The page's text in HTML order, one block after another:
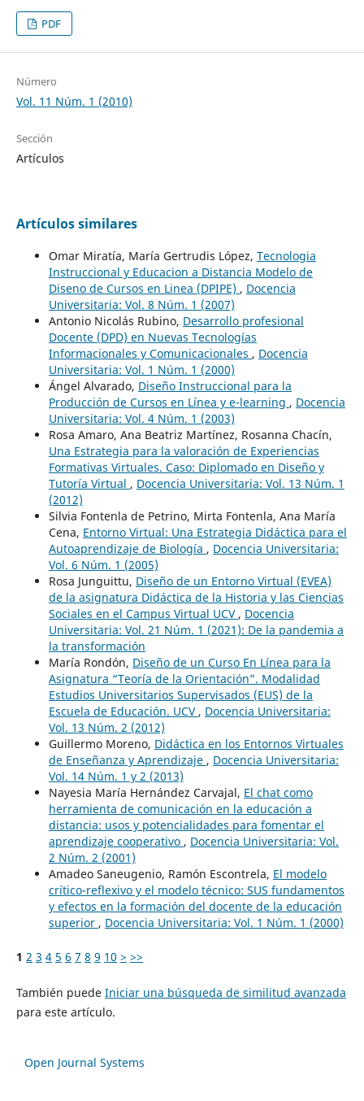
PDF
Número
Vol. 11 Núm. 1 (2010)
Sección
Artículos
Artículos similares
Omar Miratía, María Gertrudis López, Tecnologia
Instruccional y Educacion a Distancia Modelo de
Diseno de Cursos en Linea (DPIPE) , Docencia
Universitaria: Vol. 8 Núm. 1 (2007)
Antonio Nicolás Rubino, Desarrollo profesional
Docente (DPD) en Nuevas Tecnologías
Informacionales y Comunicacionales , Docencia
Universitaria: Vol. 1 Núm. 1 (2000)
Ángel Alvarado, Diseño Instruccional para la
Producción de Cursos en Línea y e-learning , Docencia
Universitaria: Vol. 4 Núm. 1 (2003)
Rosa Amaro, Ana Beatriz Martínez, Rosanna Chacín,
Una Estrategia para la valoración de Experiencias
Formativas Virtuales. Caso: Diplomado en Diseño y
Tutoría Virtual , Docencia Universitaria: Vol. 13 Núm. 1
(2012)
Silvia Fontenla de Petrino, Mirta Fontenla, Ana María
Cena, Entorno Virtual: Una Estrategia Didáctica para el
Autoaprendizaje de Biología , Docencia Universitaria:
Vol. 6 Núm. 1 (2005)
Rosa Junguittu, Diseño de un Entorno Virtual (EVEA)
de la asignatura Didáctica de la Historia y las Ciencias
Sociales en el Campus Virtual UCV , Docencia
Universitaria: Vol. 21 Núm. 1 (2021): De la pandemia a
la transformación
María Rondón, Diseño de un Curso En Línea para la
Asignatura “Teoría de la Orientación”. Modalidad
Estudios Universitarios Supervisados (EUS) de la
Escuela de Educación. UCV , Docencia Universitaria:
Vol. 13 Núm. 2 (2012)
Guillermo Moreno, Didáctica en los Entornos Virtuales
de Enseñanza y Aprendizaje , Docencia Universitaria:
Vol. 14 Núm. 1 y 2 (2013)
Nayesia María Hernández Carvajal, El chat como
herramienta de comunicación en la educación a
distancia: usos y potencialidades para fomentar el
aprendizaje cooperativo , Docencia Universitaria: Vol.
2 Núm. 2 (2001)
Amadeo Saneugenio, Ramón Escontrela, El modelo
crítico-reflexivo y el modelo técnico: SUS fundamentos
y efectos en la formación del docente de la educación
superior , Docencia Universitaria: Vol. 1 Núm. 1 (2000)
1 2 3 4 5 6 7 8 9 10 > >>
También puede Iniciar una búsqueda de similitud avanzada
para este artículo.
Open Journal Systems